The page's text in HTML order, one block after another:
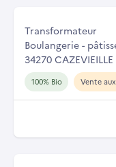
Transformateur
Boulangerie -
34270 CAZEVIEILLE
100% Bio Vente